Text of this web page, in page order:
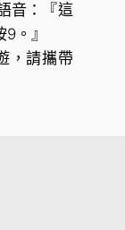
音：『這
。』
請攜帶